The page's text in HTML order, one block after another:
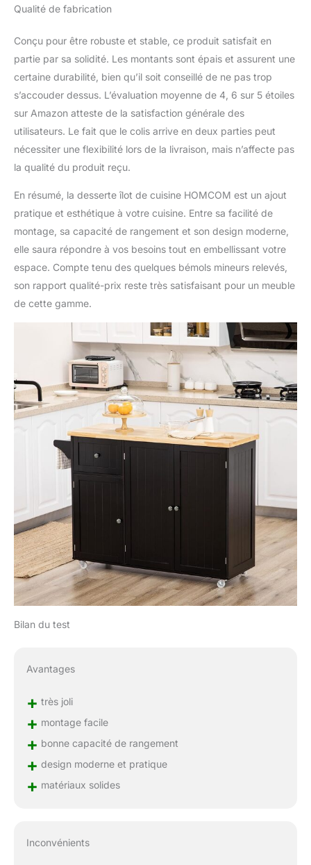
Qualité de fabrication
Conçu pour être robuste et stable, ce produit satisfait en
partie par sa solidité. Les montants sont épais et assurent une
certaine durabilité, bien qu’il soit conseillé de ne pas trop
s’accouder dessus. L’évaluation moyenne de 4, 6 sur 5 étoiles
sur Amazon atteste de la satisfaction générale des
utilisateurs. Le fait que le colis arrive en deux parties peut
nécessiter une flexibilité lors de la livraison, mais n’affecte pas
la qualité du produit reçu.
En résumé, la desserte îlot de cuisine HOMCOM est un ajout
pratique et esthétique à votre cuisine. Entre sa facilité de
montage, sa capacité de rangement et son design moderne,
elle saura répondre à vos besoins tout en embellissant votre
espace. Compte tenu des quelques bémols mineurs relevés,
son rapport qualité-prix reste très satisfaisant pour un meuble
de cette gamme.
Bilan du test
Avantages
+ très joli
+ montage facile
+ bonne capacité de rangement
+ design moderne et pratique
+ matériaux solides
Inconvénients